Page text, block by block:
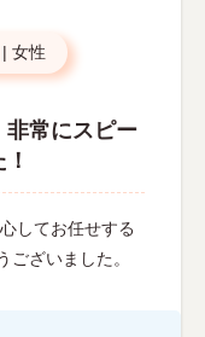
| 女性
非常にスピー
してお任せする
ございました。